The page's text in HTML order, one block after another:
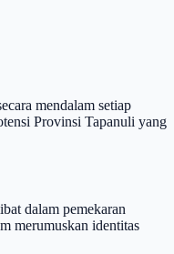
mendalam setiap
Provinsi Tapanuli yang
dalam pemekaran
merumuskan identitas